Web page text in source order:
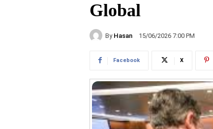
Global
By Hasan 15/06/2026 7:00 PM
Facebook X